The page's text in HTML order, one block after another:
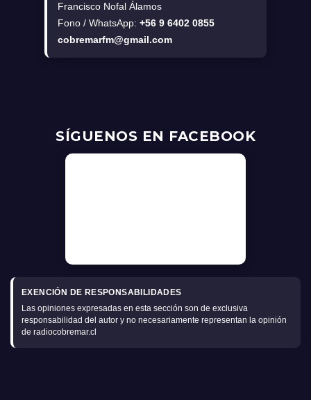
Francisco Nofal Álamos
Fono / WhatsApp: +56 9 6402 0855
cobremarfm@gmail.com
SÍGUENOS EN FACEBOOK
EXENCIÓN DE RESPONSABILIDADES
Las opiniones expresadas en esta sección son de exclusiva
responsabilidad del autor y no necesariamente representan la opinión
de radiocobremar.cl